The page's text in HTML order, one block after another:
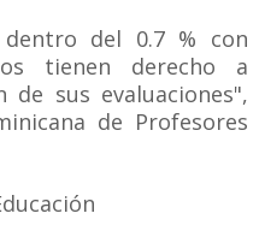
dentro del 0.7 % con
tienen derecho a
sus evaluaciones",
de Profesores